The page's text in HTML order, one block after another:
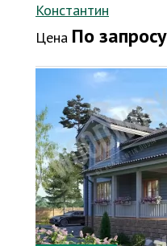
Константин
Цена По запросу